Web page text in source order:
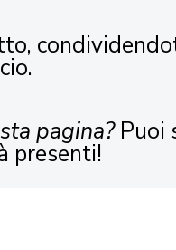
pagina?Puoi
presenti!